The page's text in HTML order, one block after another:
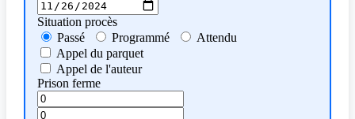
Situation procès
Passé
Programmé
Attendu
Appel du parquet
Appel de l'auteur
Prison ferme